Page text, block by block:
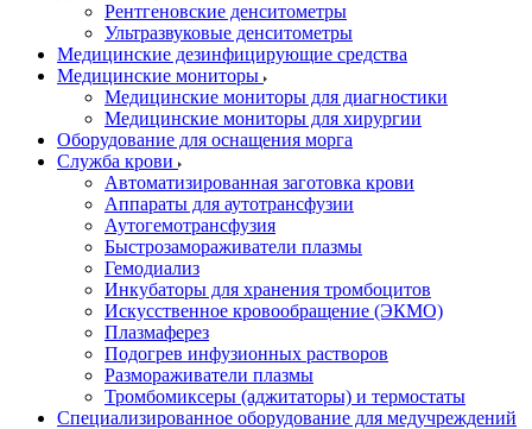
Рентгеновские денситометры
Ультразвуковые денситометры
Медицинские дезинфицирующие средства
Медицинские мониторы
Медицинские мониторы для диагностики
Медицинские мониторы для хирургии
Оборудование для оснащения морга
Служба крови
Автоматизированная заготовка крови
Аппараты для аутотрансфузии
Аутогемотрансфузия
Быстрозамораживатели плазмы
Гемодиализ
Инкубаторы для хранения тромбоцитов
Искусственное кровообращение (ЭКМО)
Плазмаферез
Подогрев инфузионных растворов
Размораживатели плазмы
Тромбомиксеры (аджитаторы) и термостаты
Специализированное оборудование для медучреждений